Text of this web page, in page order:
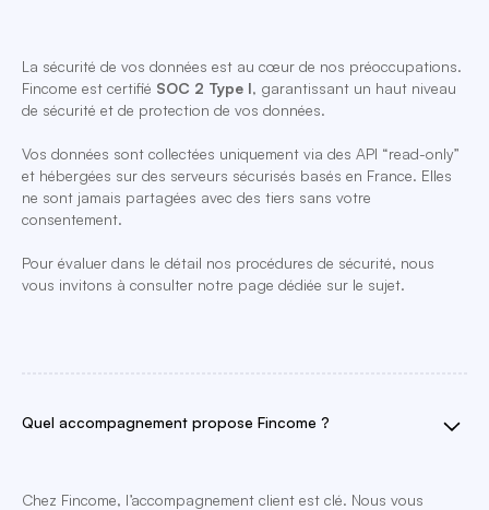
La sécurité de vos données est au cœur de nos préoccupations.
Fincome est certifié SOC 2 Type I, garantissant un haut niveau
de sécurité et de protection de vos données.
Vos données sont collectées uniquement via des API “read-only”
et hébergées sur des serveurs sécurisés basés en France. Elles
ne sont jamais partagées avec des tiers sans votre
consentement.
Pour évaluer dans le détail nos procédures de sécurité, nous
vous invitons à consulter notre page dédiée sur le sujet.
Quel accompagnement propose Fincome ?
Chez Fincome, l’accompagnement client est clé. Nous vous